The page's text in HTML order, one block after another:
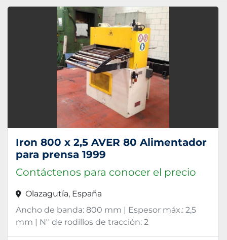
Iron 800 x 2,5 AVER 80 Alimentador
para prensa 1999
Contáctenos para conocer el precio
Olazagutía, España
Ancho de banda: 800 mm | Espesor máx.: 2,5
mm | Nº de rodillos de tracción: 2